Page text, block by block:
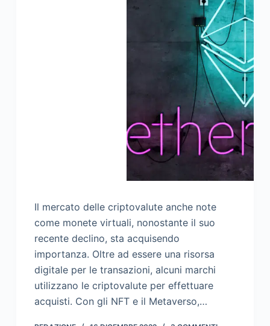
Il mercato delle criptovalute anche note
come monete virtuali, nonostante il suo
recente declino, sta acquisendo
importanza. Oltre ad essere una risorsa
digitale per le transazioni, alcuni marchi
utilizzano le criptovalute per effettuare
acquisti. Con gli NFT e il Metaverso,…